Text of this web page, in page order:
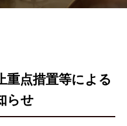
重点措置等による
らせ